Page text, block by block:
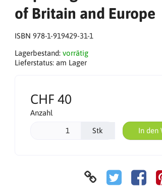
of Britain and Europe
ISBN 978-1-919429-31-1
Lagerbestand: vorrätig
Lieferstatus: am Lager
CHF 40
Anzahl
Stk In den